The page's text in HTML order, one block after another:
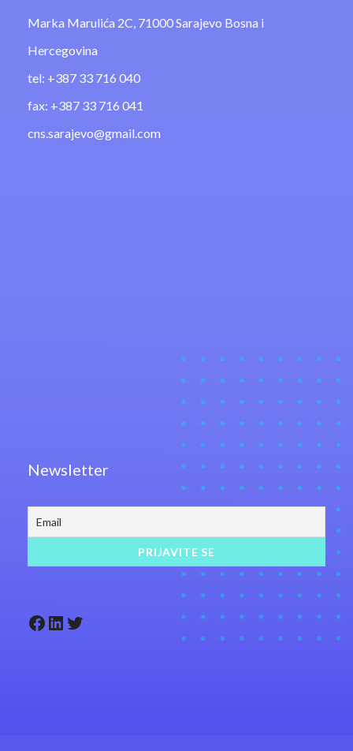
Marka Marulića 2C, 71000 Sarajevo Bosna i
Hercegovina
tel: +387 33 716 040
fax: +387 33 716 041
cns.sarajevo@gmail.com
Newsletter
Facebook LinkedIn Twitter